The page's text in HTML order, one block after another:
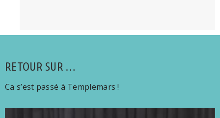
RETOUR SUR …
Ca s’est passé à Templemars !